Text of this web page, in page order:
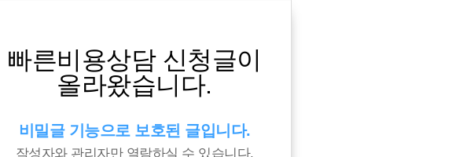
빠른비용상담 신청글이
올라왔습니다.
비밀글 기능으로 보호된 글입니다.
작성자와 관리자만 열람하실 수 있습니다.